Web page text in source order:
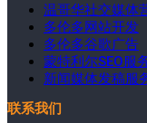
温哥华社交媒体
多伦多网站开发
多伦多谷歌广告
蒙特利尔SEO服
新闻媒体发稿服
联系我们